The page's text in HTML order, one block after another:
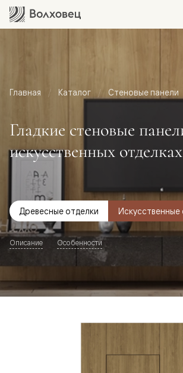
Главная Каталог Стеновые панели
Гладкие стеновые
искусственных отделках
Древесные отделки Искусственные
Описание Особенности